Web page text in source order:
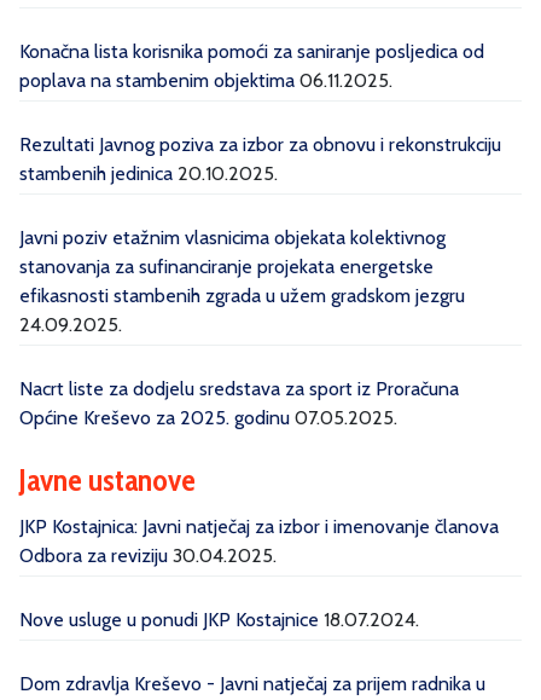
Konačna lista korisnika pomoći za saniranje posljedica od
poplava na stambenim objektima 06.11.2025.
Rezultati Javnog poziva za izbor za obnovu i rekonstrukciju
stambenih jedinica 20.10.2025.
Javni poziv etažnim vlasnicima objekata kolektivnog
stanovanja za sufinanciranje projekata energetske
efikasnosti stambenih zgrada u užem gradskom jezgru
24.09.2025.
Nacrt liste za dodjelu sredstava za sport iz Proračuna
Općine Kreševo za 2025. godinu 07.05.2025.
Javne ustanove
JKP Kostajnica: Javni natječaj za izbor i imenovanje članova
Odbora za reviziju 30.04.2025.
Nove usluge u ponudi JKP Kostajnice 18.07.2024.
Dom zdravlja Kreševo - Javni natječaj za prijem radnika u